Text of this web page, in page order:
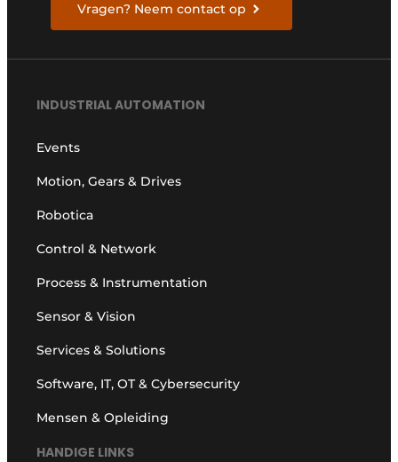
Vragen? Neem contact op
INDUSTRIAL AUTOMATION
Events
Motion, Gears & Drives
Robotica
Control & Network
Process & Instrumentation
Sensor & Vision
Services & Solutions
Software, IT, OT & Cybersecurity
Mensen & Opleiding
HANDIGE LINKS